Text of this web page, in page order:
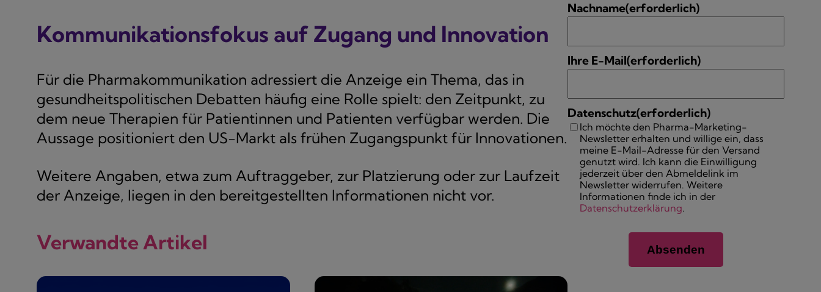
Kommunikationsfokus auf Zugang und Innovation
Für die Pharmakommunikation adressiert die Anzeige ein Thema, das in
gesundheitspolitischen Debatten häufig eine Rolle spielt: den Zeitpunkt, zu
dem neue Therapien für Patientinnen und Patienten verfügbar werden. Die
Aussage positioniert den US-Markt als frühen Zugangspunkt für Innovationen.
Weitere Angaben, etwa zum Auftraggeber, zur Platzierung oder zur Laufzeit
der Anzeige, liegen in den bereitgestellten Informationen nicht vor.
Verwandte Artikel
Nachname(erforderlich)
Ihre E-Mail(erforderlich)
Datenschutz(erforderlich)
Ich möchte den Pharma-Marketing-
Newsletter erhalten und willige ein, dass
meine E-Mail-Adresse für den Versand
genutzt wird. Ich kann die Einwilligung
jederzeit über den Abmeldelink im
Newsletter widerrufen. Weitere
Informationen finde ich in der
Datenschutzerklärung.